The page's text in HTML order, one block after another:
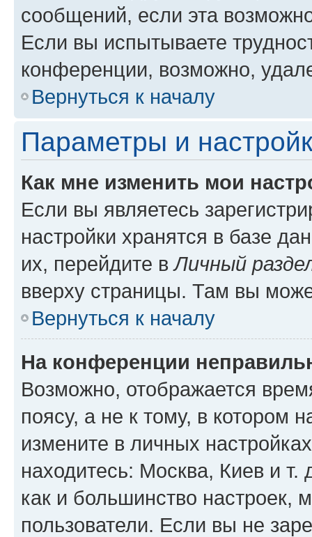
сообщений, если эта
Если вы испытываете
конференции, возможно,
Вернуться к началу
Параметры и
Как мне изменить мои
Если вы являетесь
настройки хранятся в базе
их, перейдите вЛичный
вверху страницы. Там вы
Вернуться к началу
На конференции
Возможно, отображается
поясу, а не к тому, в котором
измените в личных
находитесь: Москва, Киев и т.
как и большинство настроек,
пользователи. Если вы не